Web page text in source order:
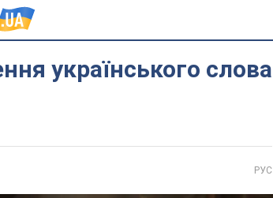
українського слова
РУС